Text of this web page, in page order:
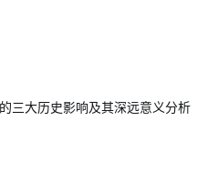
三大历史影响及其深远意义分析